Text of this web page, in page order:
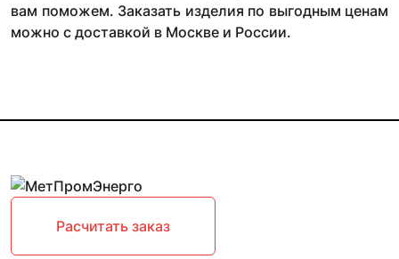
вам поможем. Заказать изделия по выгодным ценам
можно с доставкой в Москве и России.
Расчитать заказ